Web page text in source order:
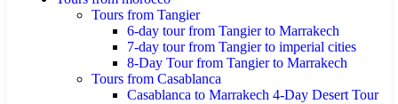
Tours from Tangier
6-day tour from Tangier to Marrakech
7-day tour from Tangier to imperial cities
8-Day Tour from Tangier to Marrakech
Tours from Casablanca
Casablanca to Marrakech 4-Day Desert Tour